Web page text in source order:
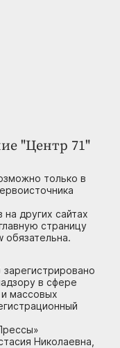
"Центр 71"
только в
других сайтах
страницу
обязательна.
в сфере
массовых
Николаевна,